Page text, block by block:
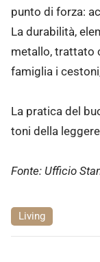
punto di forza:
La durabilità,
metallo, trattato
famiglia i
La pratica del
toni della
Fonte: Ufficio
Living